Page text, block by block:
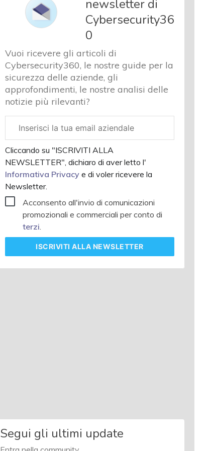
sicurezza
Corsi
cybersecurity
Chi
siamo
newsletter di
Cybersecurity36
0
Vuoi ricevere gli articoli di
Cybersecurity360, le nostre guide per la
sicurezza delle aziende, gli
approfondimenti, le nostre analisi delle
notizie più rilevanti?
aziendale
Cliccando su "ISCRIVITI ALLA
NEWSLETTER", dichiaro di aver letto l'
Informativa Privacye di voler ricevere la
Newsletter.
Acconsento all'invio di comunicazioni
promozionali e commerciali per conto di
terzi.
ISCRIVITIALLA NEWSLETTER
Segui gli ultimi update